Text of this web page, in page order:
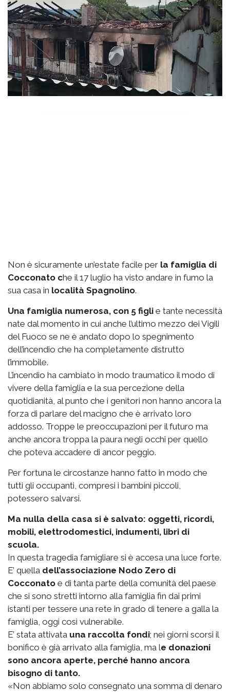
Non è sicuramente un’estate facile per la famiglia di
Cocconato che il 17 luglio ha visto andare in fumo la
sua casa in località Spagnolino.
Una famiglia numerosa, con 5 figli e tante necessità
nate dal momento in cui anche l’ultimo mezzo dei Vigili
del Fuoco se ne è andato dopo lo spegnimento
dell’incendio che ha completamente distrutto
l’immobile.
L’incendio ha cambiato in modo traumatico il modo di
vivere della famiglia e la sua percezione della
quotidianità, al punto che i genitori non hanno ancora la
forza di parlare del macigno che è arrivato loro
addosso. Troppe le preoccupazioni per il futuro ma
anche ancora troppa la paura negli occhi per quello
che poteva accadere di ancor peggio.
Per fortuna le circostanze hanno fatto in modo che
tutti gli occupanti, compresi i bambini piccoli,
potessero salvarsi.
Ma nulla della casa si è salvato: oggetti, ricordi,
mobili, elettrodomestici, indumenti, libri di
scuola.
In questa tragedia famigliare si è accesa una luce forte.
E’ quella dell’associazione Nodo Zero di
Cocconato e di tanta parte della comunità del paese
che si sono stretti intorno alla famiglia fin dai primi
istanti per tessere una rete in grado di tenere a galla la
famiglia, oggi così vulnerabile.
E’ stata attivata una raccolta fondi; nei giorni scorsi il
bonifico è già arrivato alla famiglia, ma le donazioni
sono ancora aperte, perché hanno ancora
bisogno di tanto.
«Non abbiamo solo consegnato una somma di denaro